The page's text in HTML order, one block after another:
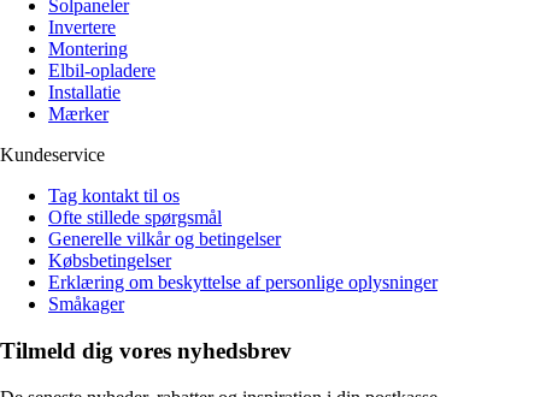
Solpaneler
Invertere
Montering
Elbil-opladere
Installatie
Mærker
Kundeservice
Tag kontakt til os
Ofte stillede spørgsmål
Generelle vilkår og betingelser
Købsbetingelser
Erklæring om beskyttelse af personlige oplysninger
Småkager
Tilmeld dig vores nyhedsbrev